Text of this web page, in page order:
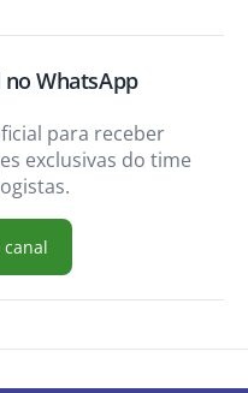
no WhatsApp
para receber
exclusivas do time